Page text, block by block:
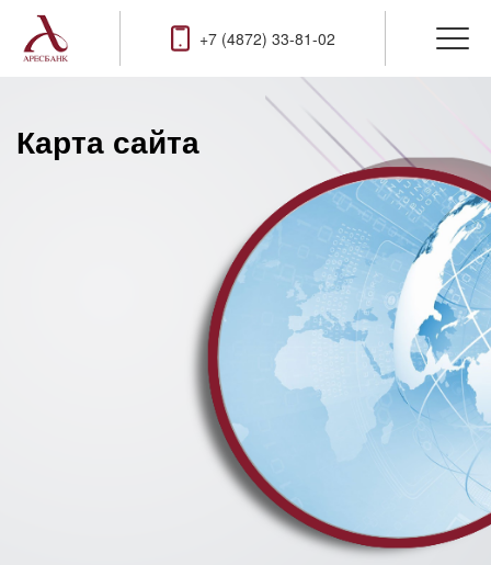
+7 (4872) 33-81-02
Карта сайта